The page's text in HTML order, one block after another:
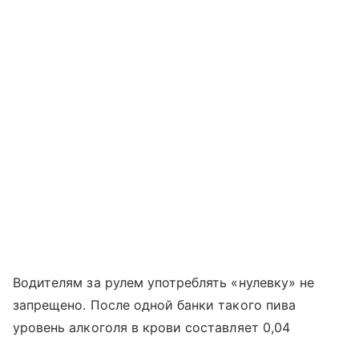
Водителям за рулем употреблять «нулевку» не
запрещено. После одной банки такого пива
уровень алкоголя в крови составляет 0,04